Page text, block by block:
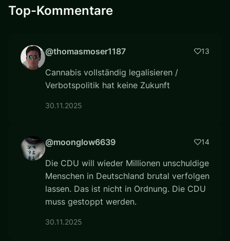
Top-Kommentare
@thomasmoser1187 13
Cannabis vollständig legalisieren /
Verbotspolitik hat keine Zukunft
30.11.2025
@moonglow6639 14
Die CDU will wieder Millionen unschuldige
Menschen in Deutschland brutal verfolgen
lassen. Das ist nicht in Ordnung. Die CDU
muss gestoppt werden.
30.11.2025